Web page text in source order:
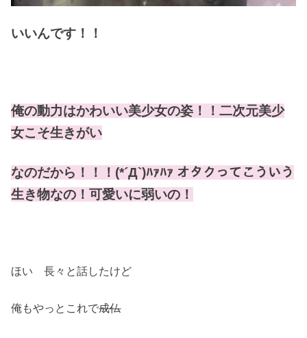
いいんです！！
俺の動力はかわいい美少女の姿！！二次元美少
女こそ生きがい
なのだから！！！(*´Д`)ﾊｧﾊｧ オタクってこういう
生き物なの！可愛いに弱いの！
ほい 長々と話したけど
俺もやっとこれで成仏